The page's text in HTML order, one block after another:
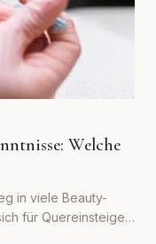
Welche
in viele Beauty-
für Quereinsteiger